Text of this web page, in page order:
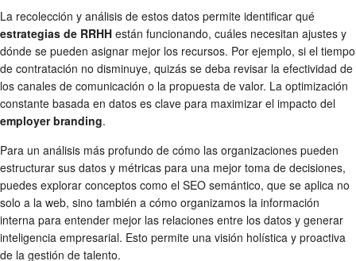
La recolección y análisis de estos datos permite identificar qué
estrategias de RRHH están funcionando, cuáles necesitan ajustes y
dónde se pueden asignar mejor los recursos. Por ejemplo, si el tiempo
de contratación no disminuye, quizás se deba revisar la efectividad de
los canales de comunicación o la propuesta de valor. La optimización
constante basada en datos es clave para maximizar el impacto del
employer branding.
Para un análisis más profundo de cómo las organizaciones pueden
estructurar sus datos y métricas para una mejor toma de decisiones,
puedes explorar conceptos como el SEO semántico, que se aplica no
solo a la web, sino también a cómo organizamos la información
interna para entender mejor las relaciones entre los datos y generar
inteligencia empresarial. Esto permite una visión holística y proactiva
de la gestión de talento.